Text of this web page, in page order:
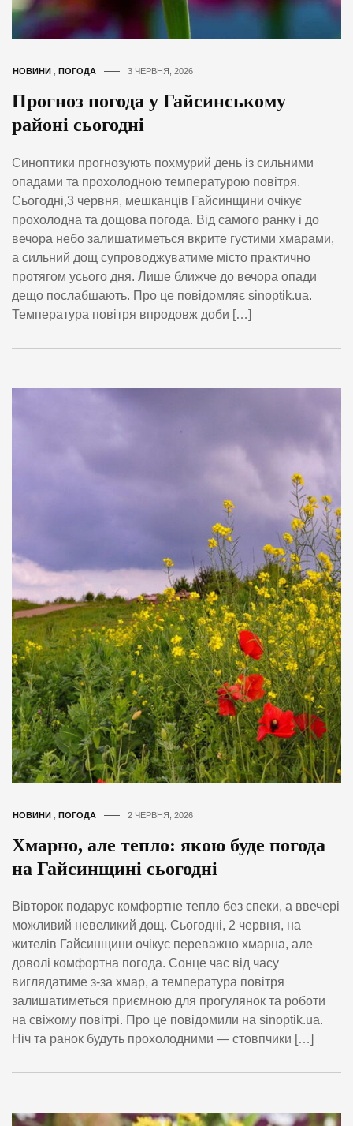
НОВИНИ ПОГОДА 3 ЧЕРВНЯ, 2026
Прогноз погода у Гайсинському
районі сьогодні
Синоптики прогнозують похмурий день із сильними
опадами та прохолодною температурою повітря.
Сьогодні,3 червня, мешканців Гайсинщини очікує
прохолодна та дощова погода. Від самого ранку і до
вечора небо залишатиметься вкрите густими хмарами,
а сильний дощ супроводжуватиме місто практично
протягом усього дня. Лише ближче до вечора опади
дещо послабшають. Про це повідомляє sinoptik.ua.
Температура повітря впродовж доби […]
НОВИНИ ПОГОДА 2 ЧЕРВНЯ, 2026
Хмарно, але тепло: якою буде погода
на Гайсинщині сьогодні
Вівторок подарує комфортне тепло без спеки, а ввечері
можливий невеликий дощ. Сьогодні, 2 червня, на
жителів Гайсинщини очікує переважно хмарна, але
доволі комфортна погода. Сонце час від часу
виглядатиме з-за хмар, а температура повітря
залишатиметься приємною для прогулянок та роботи
на свіжому повітрі. Про це повідомили на sinoptik.ua.
Ніч та ранок будуть прохолодними — стовпчики […]